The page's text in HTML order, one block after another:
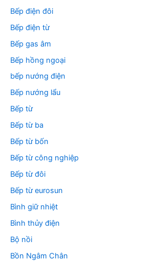
Bếp điện đôi
Bếp điện từ
Bếp gas âm
Bếp hồng ngoại
bếp nướng điện
Bếp nướng lẩu
Bếp từ
Bếp từ ba
Bếp từ bốn
Bếp từ công nghiệp
Bếp từ đôi
Bếp từ eurosun
Bình giữ nhiệt
Bình thủy điện
Bộ nồi
Bồn Ngâm Chân